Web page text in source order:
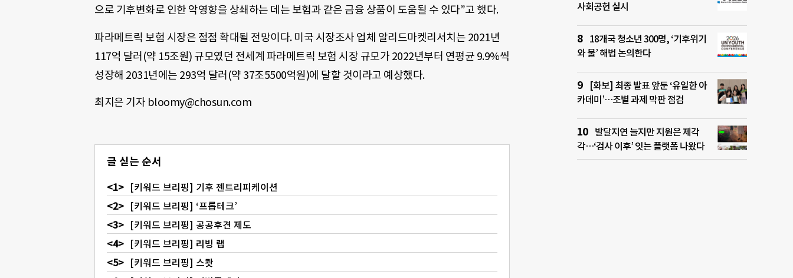
으로 기후변화로 인한 악영향을 상쇄하는 데는 보험과 같은 금융 상품이 도움될 수 있다”고 했다.
파라메트릭 보험 시장은 점점 확대될 전망이다. 미국 시장조사 업체 알리드마켓리서치는 2021년
117억 달러(약 15조원) 규모였던 전세계 파라메트릭 보험 시장 규모가 2022년부터 연평균 9.9%씩
성장해 2031년에는 293억 달러(약 37조5500억원)에 달할 것이라고 예상했다.
최지은 기자 bloomy@chosun.com
글 싣는 순서
[키워드 브리핑] 기후 젠트리피케이션
[키워드 브리핑] ‘프롭테크’
[키워드 브리핑] 공공후견 제도
[키워드 브리핑] 리빙 랩
[키워드 브리핑] 스쾃
사회공헌 실시
18개국 청소년 300명, ‘기후위기
와 물’ 해법 논의한다
[화보] 최종 발표 앞둔 ‘유일한 아
카데미’…조별 과제 막판 점검
발달지연 늘지만 지원은 제각
각…‘검사 이후’ 잇는 플랫폼 나왔다